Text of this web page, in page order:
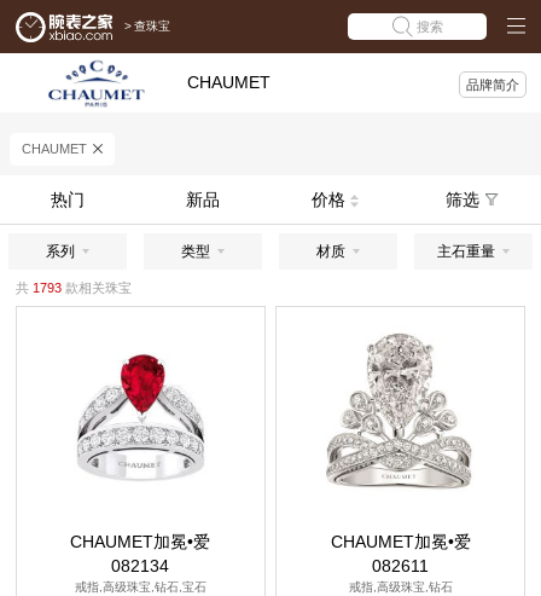
> 查珠宝 搜索
CHAUMET 品牌简介
CHAUMET
热门 新品 价格 筛选
系列 类型 材质 主石重量
共 1793款相关珠宝
CHAUMET加冕•爱
082134
戒指,高级珠宝,钻石,宝石
CHAUMET加冕•爱
082611
戒指,高级珠宝,钻石